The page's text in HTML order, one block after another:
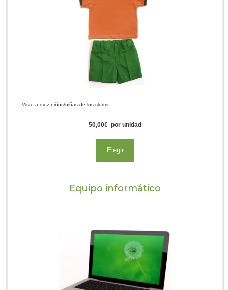
Viste a diez niños/niñas de los slums
50,00€ por unidad
Elegir
Equipo informático